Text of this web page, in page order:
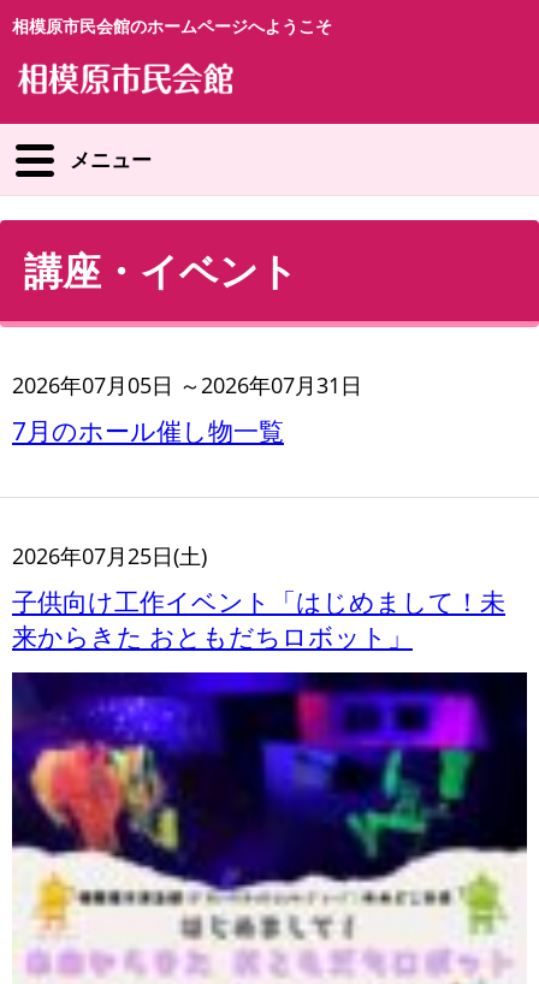
相模原市民会館のホームページへようこそ
メニュー
講座・イベント
2026年07月05日 ～2026年07月31日
7月のホール催し物一覧
2026年07月25日(土)
子供向け工作イベント「はじめまして！未
来からきた おともだちロボット」